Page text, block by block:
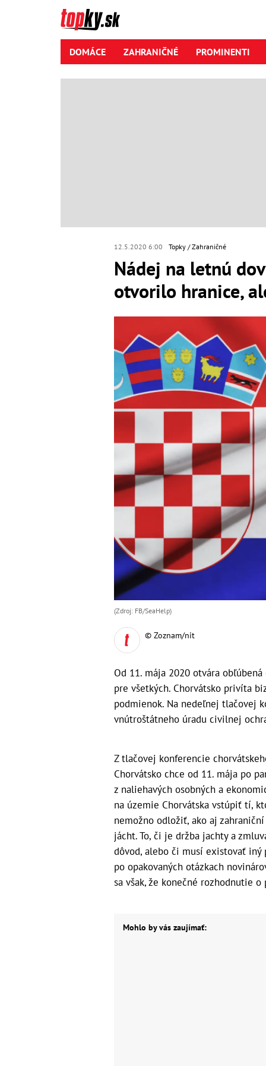
DOMÁCE ZAHRANIČNÉ PROMINENTI
12.5.2020 6:00 Topky Zahraničné
Nádej na letnú
otvorilo hranice,
(Zdroj: FB/SeaHelp)
© Zoznam/nit
Od 11. mája 2020 otvára
pre všetkých. Chorvátsko privíta
podmienok. Na nedeľnej tlačovej
vnútroštátneho úradu civilnej
Z tlačovej konferencie
Chorvátsko chce od 11. mája po
z naliehavých osobných a
na územie Chorvátska vstúpiť tí,
nemožno odložiť, ako aj
jácht. To, či je držba jachty a
dôvod, alebo či musí existovať iný
po opakovaných otázkach
sa však, že konečné rozhodnutie
Mohlo by vás zaujímať: